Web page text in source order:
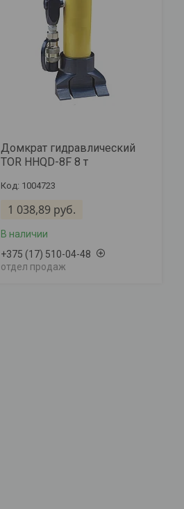
Домкрат гидравлический
TOR HHQD-8F 8 т
1004723
1 038,89 руб.
В наличии
+375 (17) 510-04-48
отдел продаж